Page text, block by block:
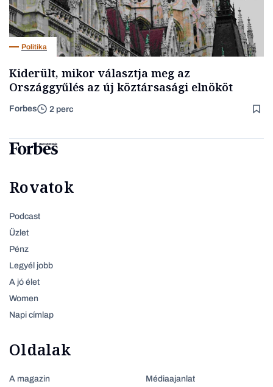
Politika
Kiderült, mikor választja meg az
Országgyűlés az új köztársasági elnököt
Forbes 2 perc
Rovatok
Podcast
Üzlet
Pénz
Legyél jobb
A jó élet
Women
Napi címlap
Oldalak
A magazin Médiaajanlat